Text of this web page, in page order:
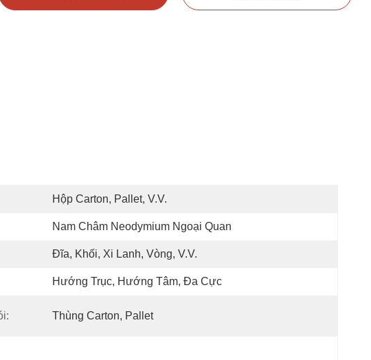
Hộp Carton, Pallet, V.v.
Nam Châm Neodymium Ngoại Quan
Đĩa, Khối, Xi Lanh, Vòng, V.v.
Hướng Trục, Hướng Tâm, Đa Cực
Thùng Carton, Pallet